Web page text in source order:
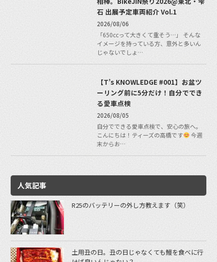
石 出展予定車両紹介 Vol.1
2026/08/06
「650ccって大きくて重そう…」 そんな
イメージを持っている方、意外と多いん
じゃないでしょ…
【T’s KNOWLEDGE #001】お盆ツ
ーリング前に5分だけ！自分ででき
る愛車点検
2026/08/05
自分でできる愛車点検で、安心の旅へ。
こんにちは！ティーズの高橋です
今週
末からお…
人気記事
R25のバッテリーの外し方教えます（笑）
土用丑の日。丑の日じゃなくても鰻を食べに行